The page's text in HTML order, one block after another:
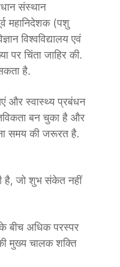
संस्थान
महानिदेशक (पशु
विश्वविद्यालय एवं
पर चिंता जाहिर की.
है.
और स्वास्थ्य प्रबंधन
बन चुका है और
समय की जरूरत है.
है, जो शुभ संकेत नहीं
बीच अधिक परस्पर
मुख्य चालक शक्ति